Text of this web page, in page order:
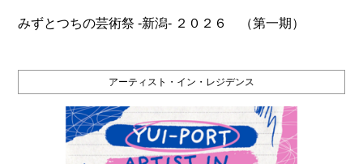
みずとつちの芸術祭 ‐新潟‐ ２０２６ （第一期）
アーティスト・イン・レジデンス